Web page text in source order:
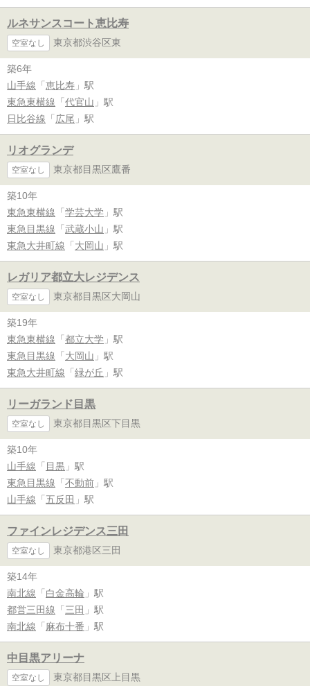
ルネサンスコート恵比寿
空室なし 東京都渋谷区東
築6年
山手線 「 恵比寿 」駅
東急東横線 「 代官山 」駅
日比谷線 「 広尾 」駅
リオグランデ
空室なし 東京都目黒区鷹番
築10年
東急東横線 「 学芸大学 」駅
東急目黒線 「 武蔵小山 」駅
東急大井町線 「 大岡山 」駅
レガリア都立大レジデンス
空室なし 東京都目黒区大岡山
築19年
東急東横線 「 都立大学 」駅
東急目黒線 「 大岡山 」駅
東急大井町線 「 緑が丘 」駅
リーガランド目黒
空室なし 東京都目黒区下目黒
築10年
山手線 「 目黒 」駅
東急目黒線 「 不動前 」駅
山手線 「 五反田 」駅
ファインレジデンス三田
空室なし 東京都港区三田
築14年
南北線 「 白金高輪 」駅
都営三田線 「 三田 」駅
南北線 「 麻布十番 」駅
中目黒アリーナ
空室なし 東京都目黒区上目黒